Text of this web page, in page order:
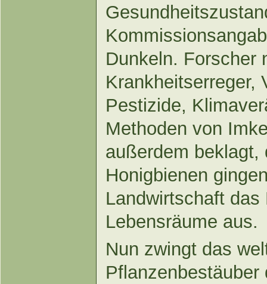
Dunkeln. Forscher
Krankheitserreger,
Pestizide,
Methoden von
außerdem beklagt,
Honigbienen
Landwirtschaft das
Lebensräume aus.
Nun zwingt das